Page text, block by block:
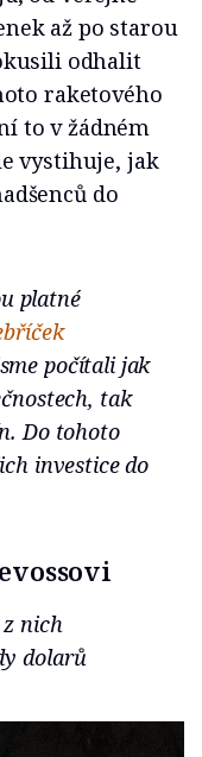
až po starou
odhalit
raketového
to v žádném
vystihuje, jak
do
platné
počítali jak
tak
Do tohoto
investice do
nich
dolarů